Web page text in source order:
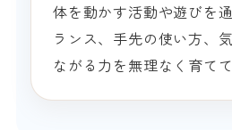
体を動かす活動や遊びを
ランス、手先の使い方、
ながる力を無理なく育て